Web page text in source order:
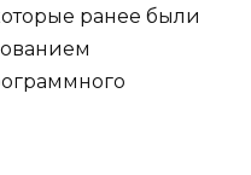
ранее были